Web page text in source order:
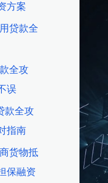
方案
贷款全
全攻
误
款全攻
指南
货物抵
保融资